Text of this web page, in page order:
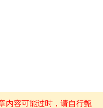
内容可能过时，请自行甄